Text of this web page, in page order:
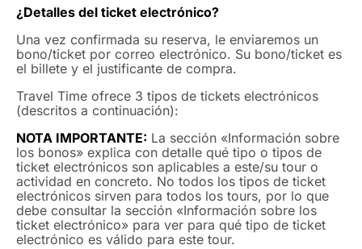
¿Detalles del ticket electrónico?
Una vez confirmada su reserva, le enviaremos un
bono/ticket por correo electrónico. Su bono/ticket es
el billete y el justificante de compra.
Travel Time ofrece 3 tipos de tickets electrónicos
(descritos a continuación):
NOTA IMPORTANTE: La sección «Información sobre
los bonos» explica con detalle qué tipo o tipos de
ticket electrónicos son aplicables a este/su tour o
actividad en concreto. No todos los tipos de ticket
electrónicos sirven para todos los tours, por lo que
debe consultar la sección «Información sobre los
ticket electrónico» para ver para qué tipo de ticket
electrónico es válido para este tour.